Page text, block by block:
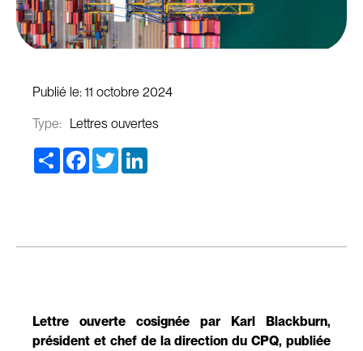
Publié le: 11 octobre 2024
Type: Lettres ouvertes
Share Facebook
Twitter
Lettre ouverte cosignée par Karl Blackburn,
président et chef de la direction du CPQ, publiée